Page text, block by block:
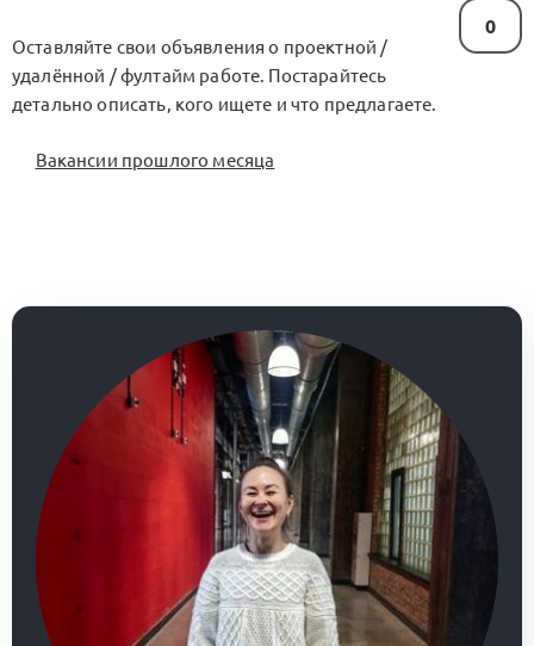
0
Оставляйте свои объявления о проектной /
удалённой / фултайм работе. Постарайтесь
детально описать, кого ищете и что предлагаете.
Вакансии прошлого месяца